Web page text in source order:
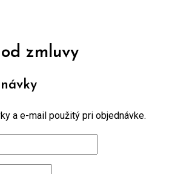
zmluvy
a e-mail použitý pri objednávke.